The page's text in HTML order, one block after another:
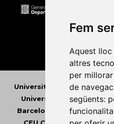
Fem
Aquest
altres
per
de
següents:
Universitat Abat Oliba CEU
Universitat d'Andorra•
Barcelona
Universitat